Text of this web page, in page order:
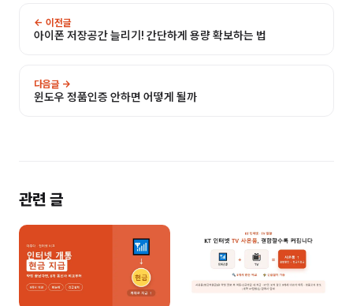
← 이전글
아이폰 저장공간 늘리기! 간단하게 용량 확보하는 법
다음글 →
윈도우 정품인증 안하면 어떻게 될까
관련 글